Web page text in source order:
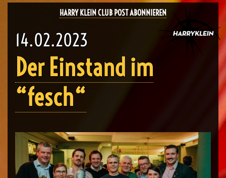
HARRY KLEIN CLUB POST ABONNIEREN
14.02.2023
Der Einstand im
“fesch“